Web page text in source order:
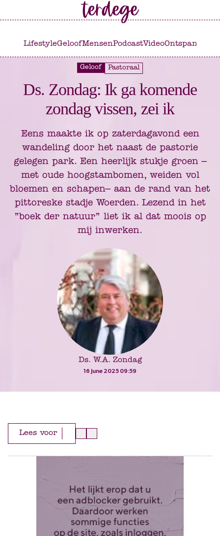
LifestyleGeloofMensenPodcastVideoOntspannen
Geloof Pastoraal
Ds. Zondag: Ik ga komende
zondag vissen, zei ik
Eens maakte ik op zaterdagavond een
wandeling door het naast de pastorie
gelegen park. Een heerlijk stukje groen –
met oude hoogstambomen, weiden vol
bloemen en schapen– aan de rand van het
pittoreske stadje Woerden. Lezend in het
”boek der natuur” liet ik al dat moois op
mij inwerken.
Ds. W.A. Zondag
16 June 2025 09:59
Lees voor